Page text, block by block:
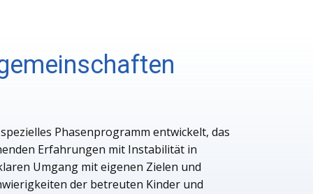
Phasenprogramm entwickelt, das
Erfahrungen mit Instabilität in
Umgang mit eigenen Zielen und
der betreuten Kinder und